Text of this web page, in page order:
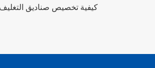
كيفية تخصيص صناديق